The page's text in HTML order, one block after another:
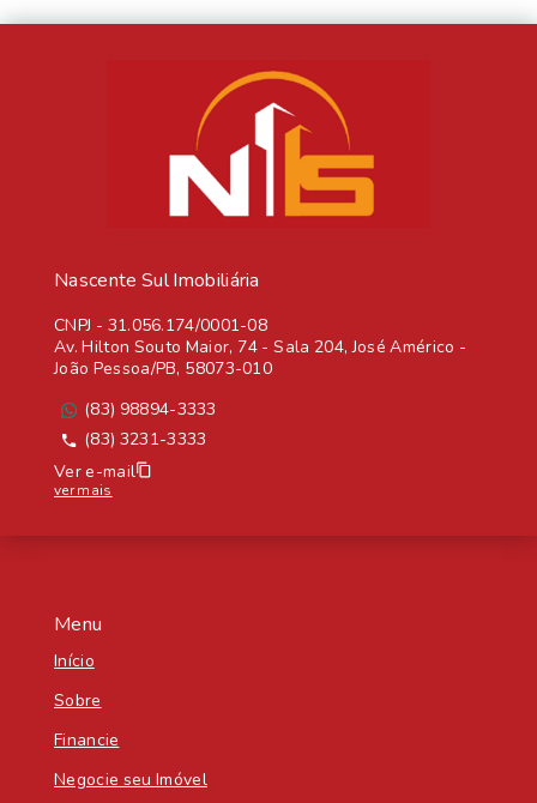
Menu
Início
Sobre
Financie
Negocie seu Imóvel
Nascente Sul Imobiliária
CNPJ - 31.056.174/0001-08
Av. Hilton Souto Maior, 74 - Sala 204, José Américo -
João Pessoa/PB, 58073-010
(83) 98894-3333
(83) 3231-3333
Ver e-mail
ver mais